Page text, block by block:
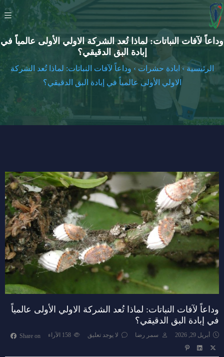
وداعاً لآفات النباتات: لماذا تُعد الشركة الاولي الأولى عالمياً في
إبادة البق الدقيقي؟
الرئيسية › ابادة حشرات › وداعاً لآفات النباتات: لماذا تُعد الشركة
الاولي الأولى عالمياً في إبادة البق الدقيقي؟
وداعاً لآفات النباتات: لماذا تُعد الشركة الاولي الأولى عالمياً
في إبادة البق الدقيقي؟
أبريل 29, 2026 سمر رضا لا يوجد تعليق الآراء Share on